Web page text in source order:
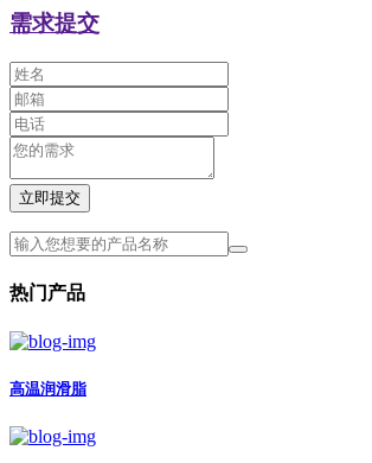
需求提交
立即提交
热门产品
高温润滑脂